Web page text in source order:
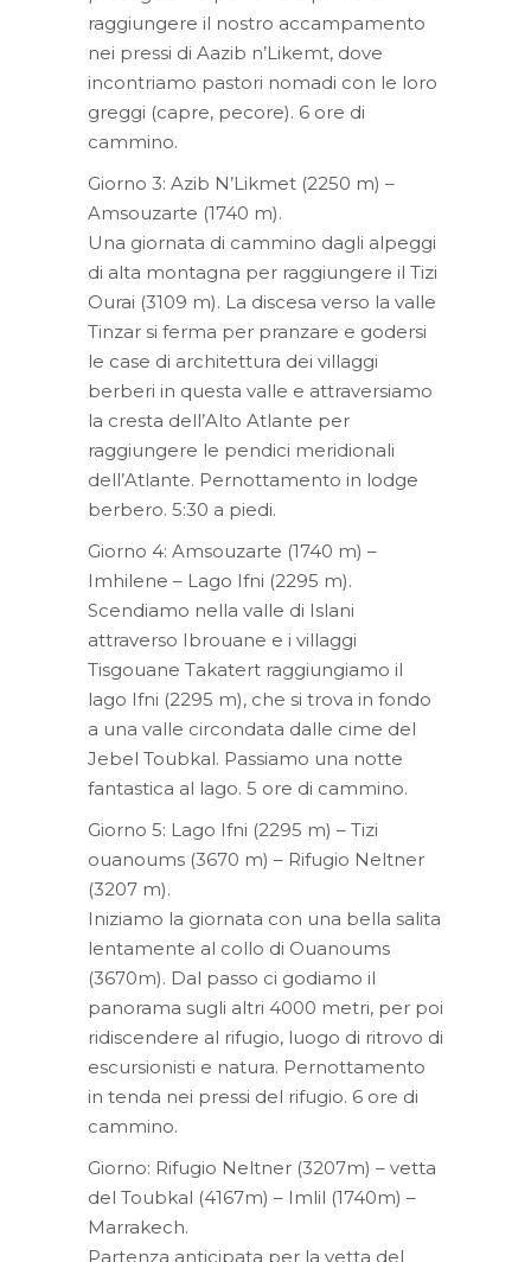
raggiungere il nostro accampamento
nei pressi di Aazib n’Likemt, dove
incontriamo pastori nomadi con le loro
greggi (capre, pecore). 6 ore di
cammino.
Giorno 3: Azib N’Likmet (2250 m) –
Amsouzarte (1740 m).
Una giornata di cammino dagli alpeggi
di alta montagna per raggiungere il Tizi
Ourai (3109 m). La discesa verso la valle
Tinzar si ferma per pranzare e godersi
le case di architettura dei villaggi
berberi in questa valle e attraversiamo
la cresta dell’Alto Atlante per
raggiungere le pendici meridionali
dell’Atlante. Pernottamento in lodge
berbero. 5:30 a piedi.
Giorno 4: Amsouzarte (1740 m) –
Imhilene – Lago Ifni (2295 m).
Scendiamo nella valle di Islani
attraverso Ibrouane e i villaggi
Tisgouane Takatert raggiungiamo il
lago Ifni (2295 m), che si trova in fondo
a una valle circondata dalle cime del
Jebel Toubkal. Passiamo una notte
fantastica al lago. 5 ore di cammino.
Giorno 5: Lago Ifni (2295 m) – Tizi
ouanoums (3670 m) – Rifugio Neltner
(3207 m).
Iniziamo la giornata con una bella salita
lentamente al collo di Ouanoums
(3670m). Dal passo ci godiamo il
panorama sugli altri 4000 metri, per poi
ridiscendere al rifugio, luogo di ritrovo di
escursionisti e natura. Pernottamento
in tenda nei pressi del rifugio. 6 ore di
cammino.
Giorno: Rifugio Neltner (3207m) – vetta
del Toubkal (4167m) – Imlil (1740m) –
Marrakech.
Partenza anticipata per la vetta del